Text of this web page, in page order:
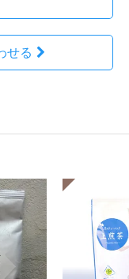
せる